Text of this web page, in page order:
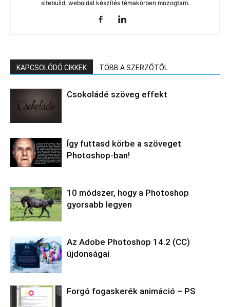
sitebuild, weboldal készítés témakörben mozogtam.
KAPCSOLÓDÓ CIKKEK TÖBB A SZERZŐTŐL
Csokoládé szöveg effekt
Így futtasd körbe a szöveget
Photoshop-ban!
10 módszer, hogy a Photoshop
gyorsabb legyen
Az Adobe Photoshop 14.2 (CC)
újdonságai
Forgó fogaskerék animáció – PS